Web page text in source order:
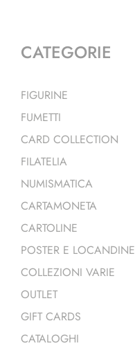
CATEGORIE
FIGURINE
FUMETTI
CARD COLLECTION
FILATELIA
NUMISMATICA
CARTAMONETA
CARTOLINE
POSTER E LOCANDINE
COLLEZIONI VARIE
OUTLET
GIFT CARDS
CATALOGHI